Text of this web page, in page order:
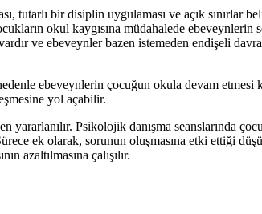
tutarlı bir disiplin uygulaması ve açık sınırlar
okul kaygısına müdahalede ebeveynlerin
ve ebeveynler bazen istemeden endişeli
ebeveynlerin çocuğun okula devam
yol açabilir.
Psikolojik danışma seanslarında
ek olarak, sorunun oluşmasına etki ettiği
azaltılmasına çalışılır.